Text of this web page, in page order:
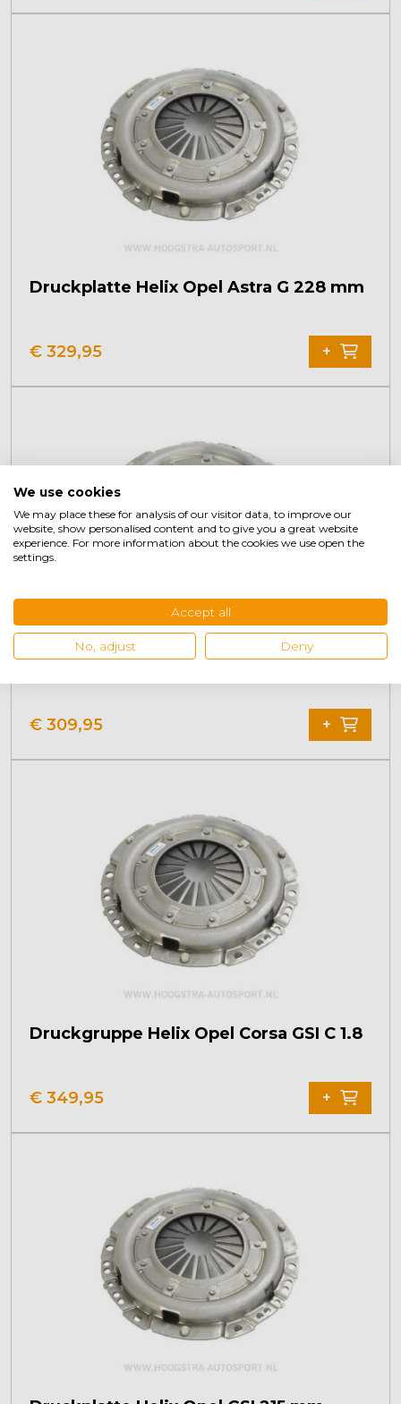
Druckplatte Helix Opel Astra G 228 mm
€ 329,95 +
Druckplatte Helix Opel Corsa GSI
€ 309,95 +
Druckgruppe Helix Opel Corsa GSI C 1.8
€ 349,95 +
We use cookies
We may place these for analysis of our visitor data, to improve our
website, show personalised content and to give you a great website
experience. For more information about the cookies we use open the
settings.
Accept all
No, adjust Deny